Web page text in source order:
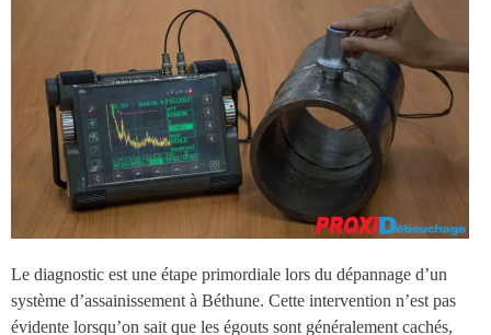
Le diagnostic est une étape primordiale lors du dépannage d’un
système d’assainissement à Béthune. Cette intervention n’est pas
évidente lorsqu’on sait que les égouts sont généralement cachés,